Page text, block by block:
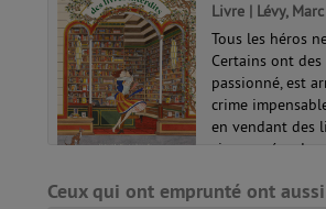
Livre | Lévy,
Tous les héros
Certains ont
passionné, est
crime
en vendant des
cinq années de
Ceux qui ont emprunté ont